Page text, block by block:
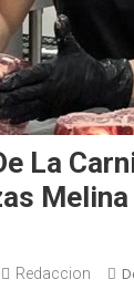
La
Melina
Redaccion